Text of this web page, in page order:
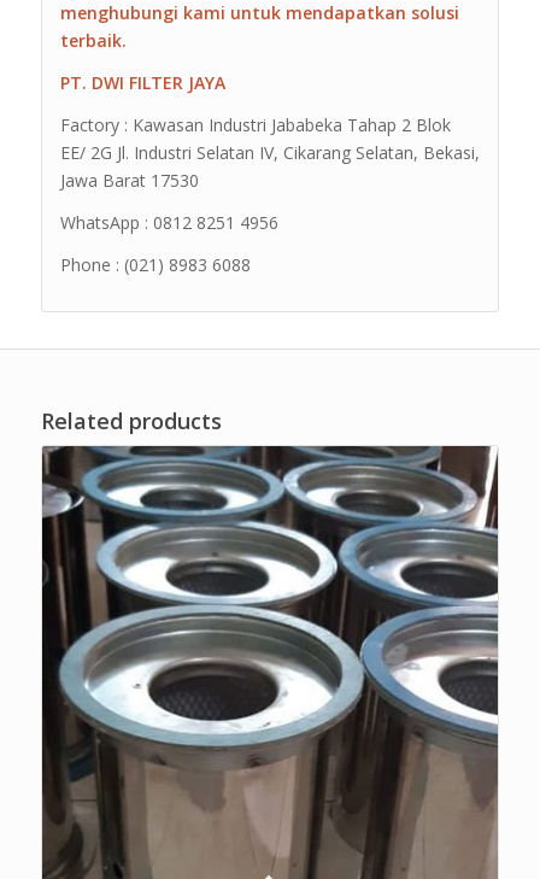
menghubungi kami untuk mendapatkan solusi
terbaik.
PT. DWI FILTER JAYA
Factory : Kawasan Industri Jababeka Tahap 2 Blok
EE/ 2G Jl. Industri Selatan IV, Cikarang Selatan, Bekasi,
Jawa Barat 17530
WhatsApp : 0812 8251 4956
Phone : (021) 8983 6088
Related products